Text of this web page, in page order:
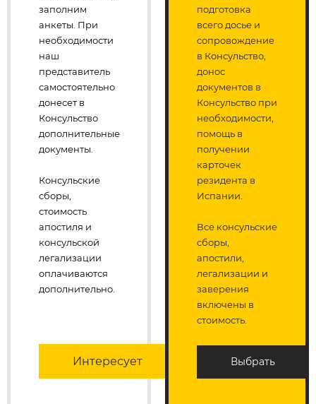
заполним
анкеты. При
необходимости
наш
представитель
самостоятельно
донесет в
Консульство
дополнительные
документы.
Консульские
сборы,
стоимость
апостиля и
консульской
легализации
оплачиваются
дополнительно.
Интересует
подготовка
всего досье и
сопровождение
в Консульство,
донос
документов в
Консульство при
необходимости,
помощь в
получении
карточек
резидента в
Испании.
Все консульские
сборы,
апостили,
легализации и
заверения
включены в
стоимость.
Выбрать